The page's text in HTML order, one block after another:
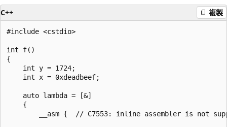
C++ 複製
#include <cstdio>
int f()
{
    int y = 1724;
    int x = 0xdeadbeef;
    auto lambda = [&]
    {
__asm {  // C7553: inline assembler is not